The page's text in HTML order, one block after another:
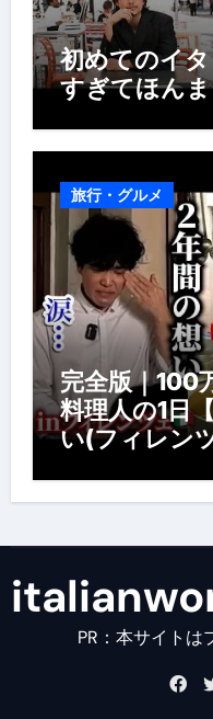
初めてのイ
すぎてほん
旅行・グルメ
完全版｜100
料理人の1日
い(フィレン
PR：本サイトは